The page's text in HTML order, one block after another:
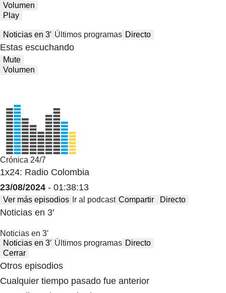
Volumen
Play
Noticias en 3′ Últimos programas Directo
Estas escuchando
Mute
Volumen
Crónica 24/7
1x24: Radio Colombia
23/08/2024 - 01:38:13
Ver más episodios Ir al podcast Compartir Directo
Noticias en 3′
Noticias en 3′
Noticias en 3′ Últimos programas Directo
Cerrar
Otros episodios
Cualquier tiempo pasado fue anterior